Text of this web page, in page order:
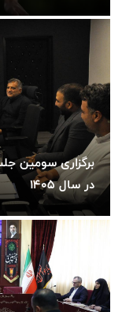
برگزاری سومین
در سال 1405